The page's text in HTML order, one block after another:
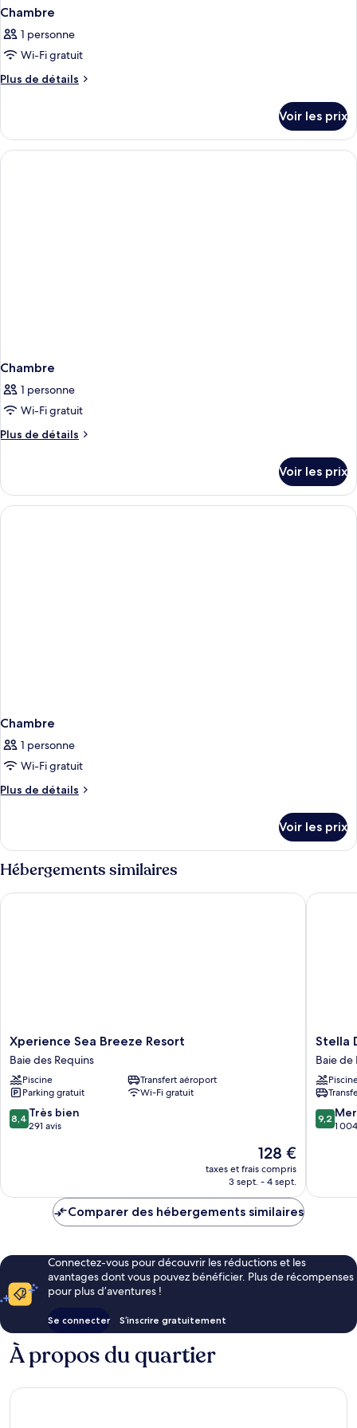
Chambre
1 personne
Wi-Fi gratuit
Plus de détails
Plus
le
type
de
Voir les prix
Chambre
1 personne
Wi-Fi gratuit
Plus de détails
Plus
le
type
de
Voir les prix
Chambre
1 personne
Wi-Fi gratuit
Plus de détails
Plus
le
type
de
Chambre
Voir les prix
Hébergements similaires
Xperience
Sea
Breeze
Resort
Baie
des
Requins
Xperience Sea Breeze Resort
Baie des Requins
Piscine
Transfert aéroport
Parking gratuit
Wi-Fi gratuit
8.4
sur
8,4 Très bien
291 avis
Le
nouveau
prix
de
128 €
taxes et frais compris
3 sept. - 4 sept.
Xperience Sea Breeze Resort
Stella
Di
Mare
Beach
Hotel
&
Spa
Stella
Baie de
9.2
sur
9,2
1
Stella
Comparer des hébergements similaires
Connectez-vous pour découvrir les réductions et les
avantages dont vous pouvez bénéficier. Plus de récompenses
pour plus d’aventures !
Se connecter S’inscrire gratuitement
À propos du quartier